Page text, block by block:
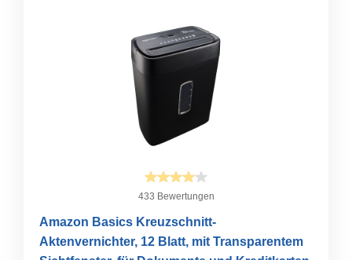
433 Bewertungen
Amazon Basics Kreuzschnitt-
Aktenvernichter, 12 Blatt, mit Transparentem